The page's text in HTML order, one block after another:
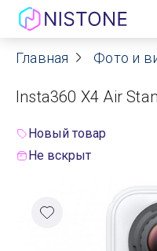
Акции
О нас
Реквизиты
Главная Фото и
Insta360 X4 Air
Новый товар
Не вскрыт